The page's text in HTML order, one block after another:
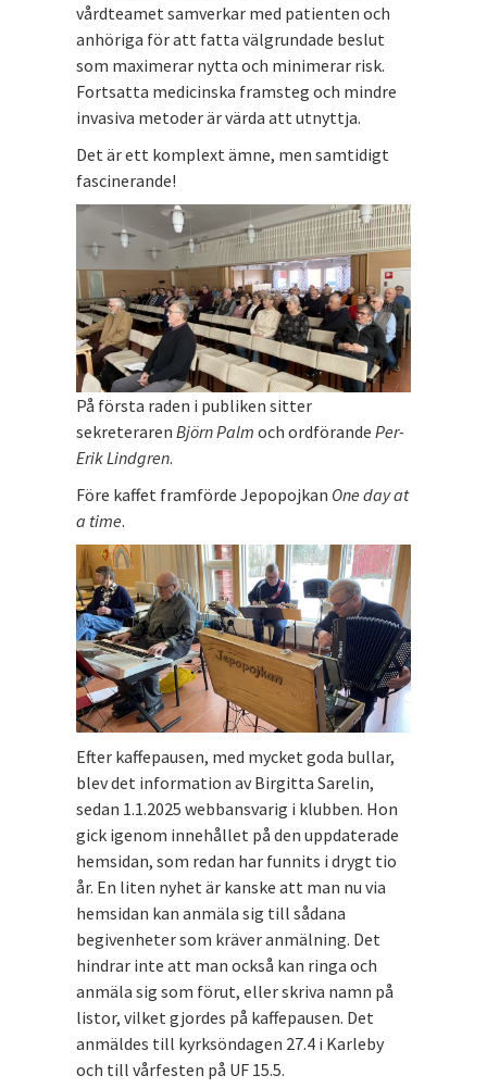
vårdteamet samverkar med patienten och
anhöriga för att fatta välgrundade beslut
som maximerar nytta och minimerar risk.
Fortsatta medicinska framsteg och mindre
invasiva metoder är värda att utnyttja.
Det är ett komplext ämne, men samtidigt
fascinerande!
På första raden i publiken sitter
sekreteraren Björn Palm och ordförande Per-
Erik Lindgren.
Före kaffet framförde Jepopojkan One day at
a time.
Efter kaffepausen, med mycket goda bullar,
blev det information av Birgitta Sarelin,
sedan 1.1.2025 webbansvarig i klubben. Hon
gick igenom innehållet på den uppdaterade
hemsidan, som redan har funnits i drygt tio
år. En liten nyhet är kanske att man nu via
hemsidan kan anmäla sig till sådana
begivenheter som kräver anmälning. Det
hindrar inte att man också kan ringa och
anmäla sig som förut, eller skriva namn på
listor, vilket gjordes på kaffepausen. Det
anmäldes till kyrksöndagen 27.4 i Karleby
och till vårfesten på UF 15.5.